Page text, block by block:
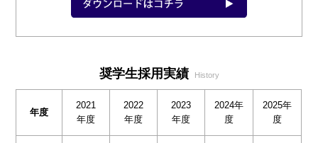
奨学生採用実績 History
年度
2021
年度
2022
年度
2023
年度
2024年
度
2025年
度